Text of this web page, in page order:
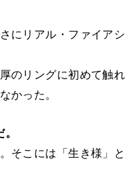
にリアル・ファイアシ
のリングに初めて触れ
かった。
そこには「生き様」と